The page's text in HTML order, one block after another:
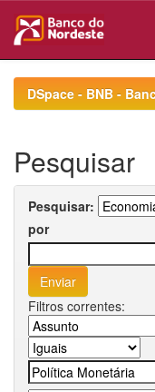
navigationDSpace - BNB -
Pesquisar
Pesquisar:
por
Filtros correntes: